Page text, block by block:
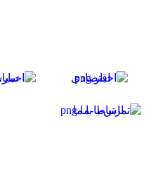
اقتصادی
ارتباط با ما